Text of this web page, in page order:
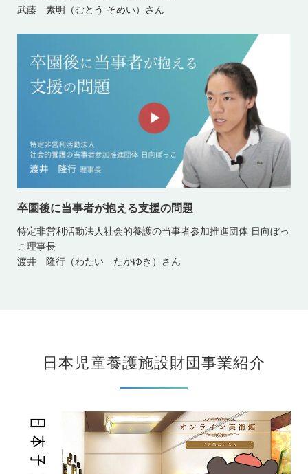
武藤 素明（むとう そめい）さん
卒園後に当事者が抱える支援の問題
特定非営利活動法人社会的養護の当事者参加推進団体 日向ぼっ
こ理事長
渡井 隆行（わたい たかゆき）さん
日本児童養護施設財団事業紹介